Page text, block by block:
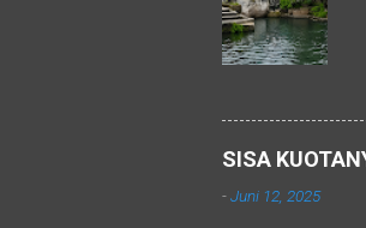
SISA
-Juni 12, 2025